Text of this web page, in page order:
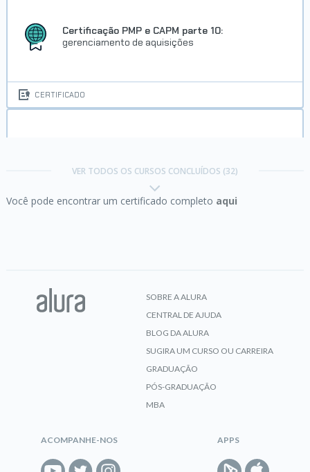
Certificação PMP e CAPM parte 10:
gerenciamento de aquisições
CERTIFICADO
Certificação PMP e CAPM parte 2:
VER TODOS OS CURSOS CONCLUÍDOS (32)
Você pode encontrar um certificado completo aqui
SOBRE A ALURA
CENTRAL DE AJUDA
BLOG DA ALURA
SUGIRA UM CURSO OU CARREIRA
GRADUAÇÃO
PÓS-GRADUAÇÃO
MBA
ACOMPANHE-NOS APPS